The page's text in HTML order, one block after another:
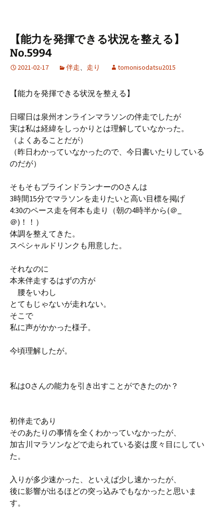
【能力を発揮できる状況を整える】
No.5994
2021-02-17 伴走、 走り tomonisodatsu2015
【能力を発揮できる状況を整える】
日曜日は泉州オンラインマラソンの伴走でしたが
実は私は経緯をしっかりとは理解していなかった。
（よくあることだが）
（昨日わかっていなかったので、今日書いたりしている
のだが）
そもそもブラインドランナーのOさんは
3時間15分でマラソンを走りたいと高い目標を掲げ
4:30のペース走を何本も走り（朝の4時半から(＠_
＠)！！）
体調を整えてきた。
スペシャルドリンクも用意した。
それなのに
本来伴走するはずの方が
腰をいわし
とてもじゃないが走れない。
そこで
私に声がかかった様子。
今頃理解したが。
私はOさんの能力を引き出すことができたのか？
初伴走であり
そのあたりの事情を全くわかっていなかったが、
加古川マラソンなどで走られている姿は度々目にしてい
た。
入りが多少速かった、といえば少し速かったが、
後に影響が出るほどの突っ込みでもなかったと思いま
す。